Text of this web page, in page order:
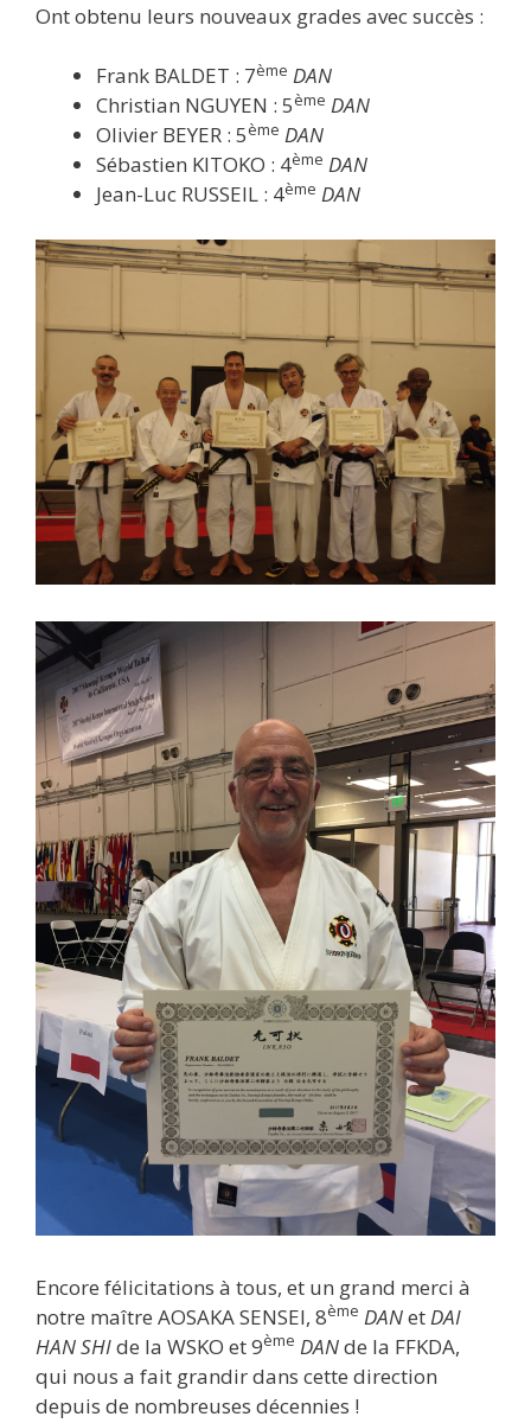
Ont obtenu leurs nouveaux grades avec succès :
Frank BALDET : 7ème DAN
Christian NGUYEN : 5ème DAN
Olivier BEYER : 5ème DAN
Sébastien KITOKO : 4ème DAN
Jean-Luc RUSSEIL : 4ème DAN
Encore félicitations à tous, et un grand merci à
notre maître AOSAKA SENSEI, 8ème DANetDAI
HAN SHIde la WSKO et 9ème DANde la FFKDA,
qui nous a fait grandir dans cette direction
depuis de nombreuses décennies !